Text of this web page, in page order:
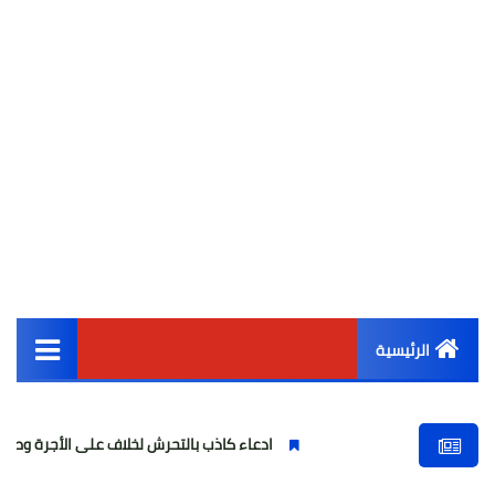
الرئيسية
أخبار مصر
ادعاء كاذب بالتحرش لخلاف على الأجرة وصحفية وهمية